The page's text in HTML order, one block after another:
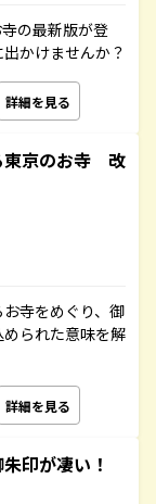
の最新版が登
かけませんか？
詳細を見る
東京のお寺 改
寺をめぐり、御
られた意味を解
詳細を見る
印が凄い！